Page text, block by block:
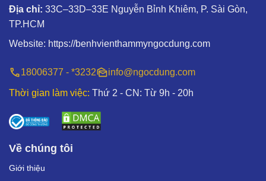
Địa chỉ: 33C–33D–33E Nguyễn Bỉnh Khiêm, P. Sài Gòn,
TP.HCM
Website: https://benhvienthammyngocdung.com
18006377 - *3232 info@ngocdung.com
Thời gian làm việc: Thứ 2 - CN: Từ 9h - 20h
Về chúng tôi
Giới thiệu